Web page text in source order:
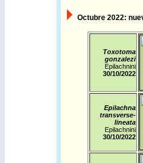
Octubre 2022:
Toxotoma
gonzalezi
Epilachnini
30/10/2022
Epilachna
transverse-
lineata
Epilachnini
30/10/2022